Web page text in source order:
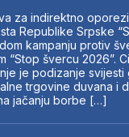
za indirektno
Republike Srpske
kampanju protiv
“Stop švercu 2026”.
je podizanje
trgovine duvana i
jačanju borbe […]